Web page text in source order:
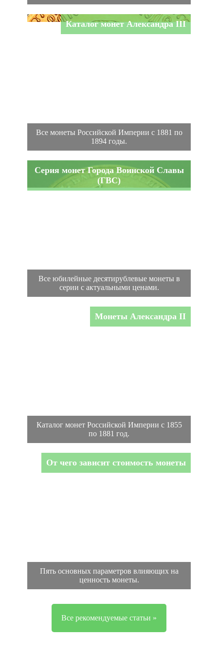
Каталог монет Александра III
Все монеты Российской Империи с 1881 по
1894 годы.
Серия монет Города Воинской Славы
(ГВС)
Все юбилейные десятирублевые монеты в
серии с актуальными ценами.
Монеты Александра II
Каталог монет Российской Империи с 1855
по 1881 год.
От чего зависит стоимость монеты
Пять основных параметров влияющих на
ценность монеты.
Все рекомендуемые статьи »